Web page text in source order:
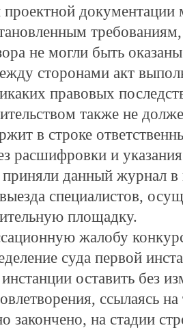
проектной
не могли быть
сторонами акт
правовых
также не
в строке
расшифровки и
данный журнал в
выезда специалистов,
площадку.
жалобу
суда первой
оставить без
ссылаясь на
закончено, на стадии